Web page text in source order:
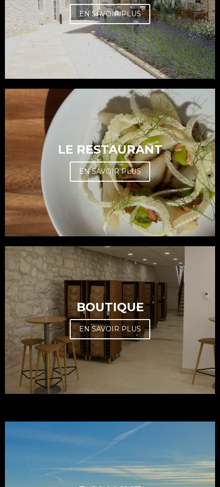
EN SAVOIR PLUS
LE RESTAURANT
EN SAVOIR PLUS
BOUTIQUE
EN SAVOIR PLUS